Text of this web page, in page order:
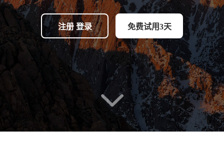
注册 登录 免费试用3天